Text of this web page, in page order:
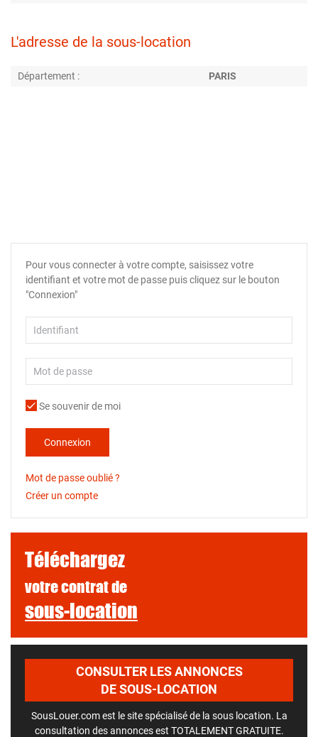
L'adresse de la sous-location
Département : PARIS
Pour vous connecter à votre compte, saisissez votre
identifiant et votre mot de passe puis cliquez sur le bouton
"Connexion"
Se souvenir de moi
Connexion
Mot de passe oublié ?
Créer un compte
Téléchargez
votre contrat de
sous-location
CONSULTER LES ANNONCES
DE SOUS-LOCATION
SousLouer.com est le site spécialisé de la sous location. La
consultation des annonces est TOTALEMENT GRATUITE.